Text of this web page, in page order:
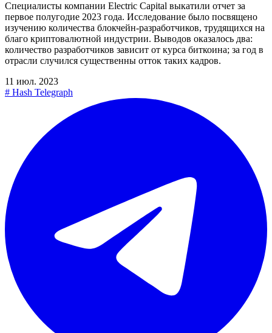
Специалисты компании Electric Capital выкатили отчет за
первое полугодие 2023 года. Исследование было посвящено
изучению количества блокчейн-разработчиков, трудящихся на
благо криптовалютной индустрии. Выводов оказалось два:
количество разработчиков зависит от курса биткоина; за год в
отрасли случился существенны отток таких кадров.
11 июл. 2023
# Hash Telegraph